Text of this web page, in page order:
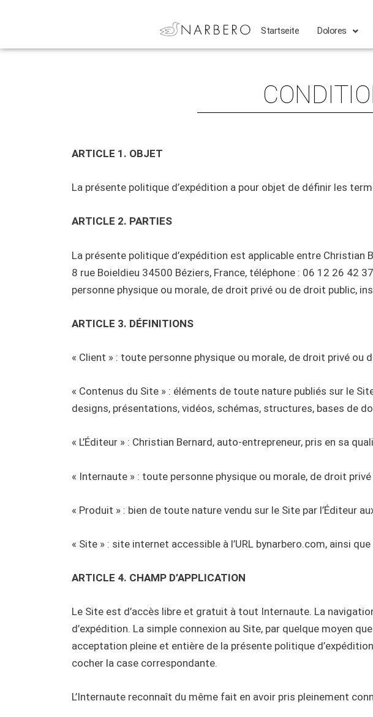
Startseite Dolores
ARTICLE 1. OBJET
La présente politique d’expédition a pour objet de définir les
ARTICLE 2. PARTIES
La présente politique d’expédition est applicable entre Christian
8 rue Boieldieu 34500 Béziers, France, téléphone : 06 12 26 42
personne physique ou morale, de droit privé ou de droit public,
ARTICLE 3. DÉFINITIONS
« Client » : toute personne physique ou morale, de droit privé ou
« Contenus du Site » : éléments de toute nature publiés sur le
designs, présentations, vidéos, schémas, structures, bases de
« L’Éditeur » : Christian Bernard, auto-entrepreneur, pris en sa
« Internaute » : toute personne physique ou morale, de droit
« Produit » : bien de toute nature vendu sur le Site par l’Éditeur
« Site » : site internet accessible à l’URL bynarbero.com, ainsi
ARTICLE 4. CHAMP D’APPLICATION
Le Site est d’accès libre et gratuit à tout Internaute. La
d’expédition. La simple connexion au Site, par quelque moyen
acceptation pleine et entière de la présente politique
cocher la case correspondante.
L’Internaute reconnaît du même fait en avoir pris pleinement